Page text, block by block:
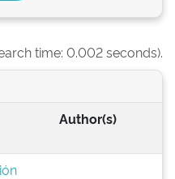
time: 0.002 seconds).
Author(s)